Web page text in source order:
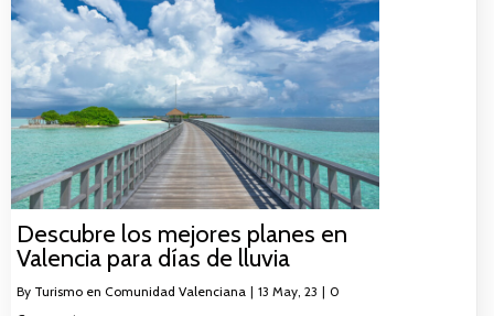
Descubre los mejores planes en
Valencia para días de lluvia
By Turismo en Comunidad Valenciana | 13 May, 23 | 0